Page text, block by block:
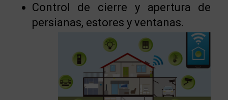
Control de cierre y apertura de
persianas, estores y ventanas.